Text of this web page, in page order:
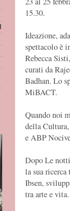
15.30.
Ideazione,
spettacolo è
Rebecca
curati da
Badhan. Lo
MiBACT.
Quando noi
della
e ABP
Dopo Le
la sua
Ibsen,
tra arte e vita.